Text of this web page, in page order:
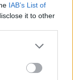
IAB’s List of
it to other
more Google
may click to
party tags to